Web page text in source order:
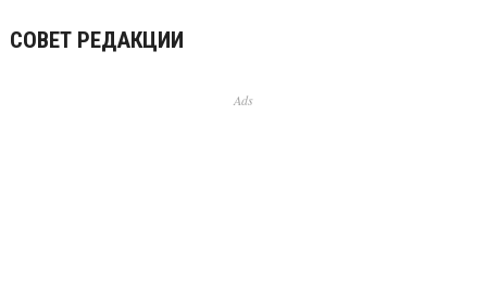
СОВЕТ РЕДАКЦИИ
Ads